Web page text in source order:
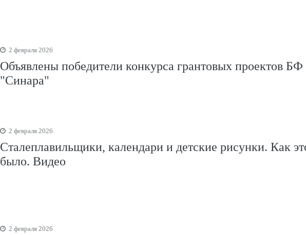
2 февраля 2026
Объявлены победители конкурса грантовых проектов БФ
"Синара"
2 февраля 2026
Сталеплавильщики, календари и детские рисунки. Как
было. Видео
2 февраля 2026